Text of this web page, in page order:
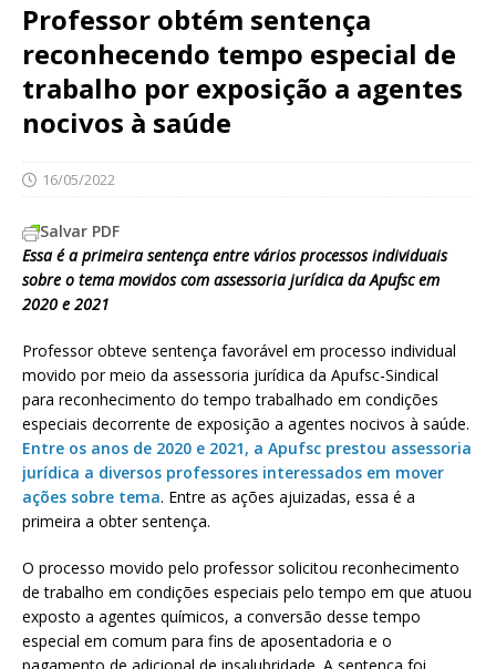
Professor obtém sentença
reconhecendo tempo especial de
trabalho por exposição a agentes
nocivos à saúde
16/05/2022
Salvar PDF
Essa é a primeira sentença entre vários processos individuais
sobre o tema movidos com assessoria jurídica da Apufsc em
2020 e 2021
Professor obteve sentença favorável em processo individual
movido por meio da assessoria jurídica da Apufsc-Sindical
para reconhecimento do tempo trabalhado em condições
especiais decorrente de exposição a agentes nocivos à saúde.
Entre os anos de 2020 e 2021, a Apufsc prestou assessoria
jurídica a diversos professores interessados em mover
ações sobre tema. Entre as ações ajuizadas, essa é a
primeira a obter sentença.
O processo movido pelo professor solicitou reconhecimento
de trabalho em condições especiais pelo tempo em que atuou
exposto a agentes químicos, a conversão desse tempo
especial em comum para fins de aposentadoria e o